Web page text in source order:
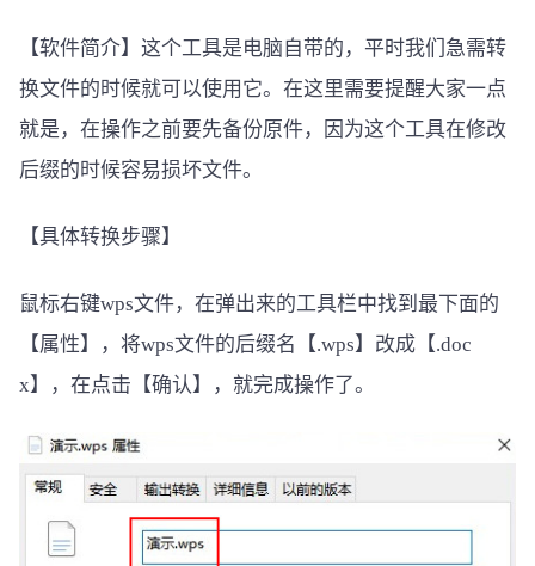
【软件简介】这个工具是电脑自带的，平时我们急需转
换文件的时候就可以使用它。在这里需要提醒大家一点
就是，在操作之前要先备份原件，因为这个工具在修改
后缀的时候容易损坏文件。
【具体转换步骤】
鼠标右键wps文件，在弹出来的工具栏中找到最下面的
【属性】，将wps文件的后缀名【.wps】改成【.doc
x】，在点击【确认】，就完成操作了。